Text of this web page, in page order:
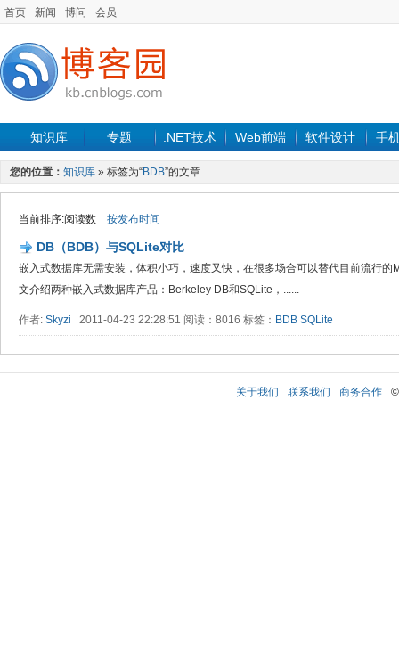
首页 新闻 博问 会员
知识库 专题 .NET技术 Web前端 软件设计 手
您的位置： 知识库 » 标签为“BDB”的文章
当前排序:阅读数 按发布时间
DB（BDB）与SQLite对比
嵌入式数据库无需安装，体积小巧，速度又快，在很多场合可以替代目前流行
文介绍两种嵌入式数据库产品：Berkeley DB和SQLite，......
作者: Skyzi 2011-04-23 22:28:51 阅读：8016 标签： BDB SQLite
关于我们 联系我们 商务合作